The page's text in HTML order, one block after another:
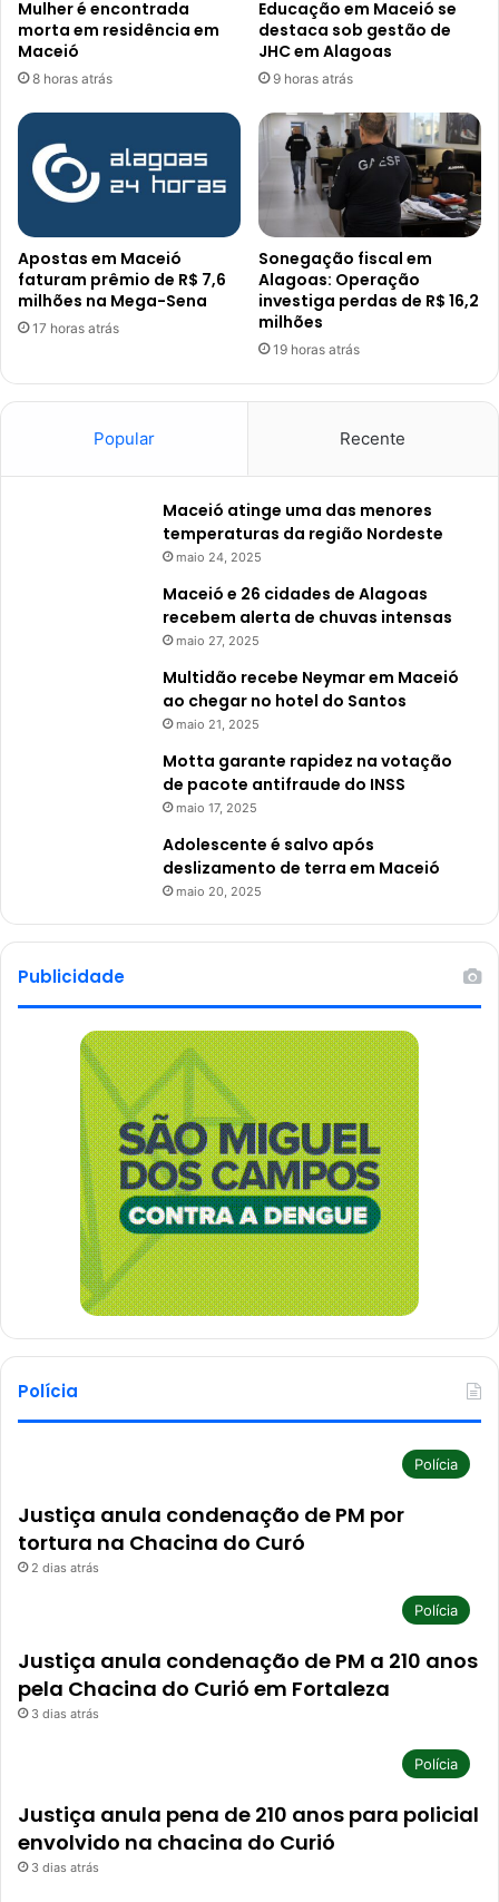
Mulher é encontrada
morta em residência em
Maceió
8 horas atrás
Educação em Maceió se
destaca sob gestão de
JHC em Alagoas
9 horas atrás
Apostas em Maceió
faturam prêmio de R$ 7,6
milhões na Mega-Sena
17 horas atrás
Sonegação fiscal em
Alagoas: Operação
investiga perdas de R$ 16,2
milhões
19 horas atrás
Popular Recente
Maceió atinge uma das menores
temperaturas da região Nordeste
maio 24, 2025
Maceió e 26 cidades de Alagoas
recebem alerta de chuvas intensas
maio 27, 2025
Multidão recebe Neymar em Maceió
ao chegar no hotel do Santos
maio 21, 2025
Motta garante rapidez na votação
de pacote antifraude do INSS
maio 17, 2025
Adolescente é salvo após
deslizamento de terra em Maceió
maio 20, 2025
Publicidade
Polícia
Polícia
Justiça anula condenação de PM por
tortura na Chacina do Curó
2 dias atrás
Polícia
Justiça anula condenação de PM a 210 anos
pela Chacina do Curió em Fortaleza
3 dias atrás
Polícia
Justiça anula pena de 210 anos para policial
envolvido na chacina do Curió
3 dias atrás